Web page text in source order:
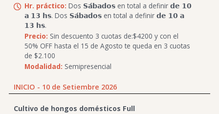
Hr. práctico: Dos 𝗦𝗮́𝗯𝗮𝗱𝗼𝘀 en total a definir 𝗱𝗲 𝟭𝟬
𝗮 𝟭𝟯 𝗵𝘀. Dos 𝗦𝗮́𝗯𝗮𝗱𝗼𝘀 en total a definir 𝗱𝗲 𝟭𝟬 𝗮
𝟭𝟯 𝗵𝘀.
Precio: Sin descuento 3 cuotas de:$4200 y con el
50% OFF hasta el 15 de Agosto te queda en 3 cuotas
de $2.100
Modalidad: Semipresencial
INICIO - 10 de Setiembre 2026
Cultivo de hongos domésticos Full